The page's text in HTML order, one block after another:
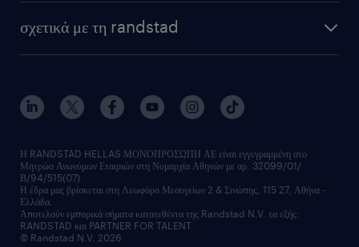
webinars
εκπαίδευση εργαζομένων
υπηρεσίες inhouse
υπηρεσίες redeployment
workforce insights
επικοινώνησε μαζί μας
employer brand
σχετικά με τη randstad
τα γραφεία μας
δελτία τύπου
οικονομικά στοιχεία
επικοινώνησε μαζί μας
Η RANDSTAD HELLAS ΜΟΝΟΠΡΟΣΩΠΗ ΑΕ είναι εγγεγραμμένη στο
Μητρώο Ανωνύμων Εταιριών στη Νομαρχία Αθηνών με αρ. 32099/01/
Β/94/515(07).
Η έδρα μας βρίσκεται στη Λεωφόρο Μεσογείων 2 & Σινώπης, 115 27, Αθήνα -
Ελλάδα.
Αποτελούν εμπορικά σήματα κατατεθέντα της Randstad N.V. τα εξής:
RANDSTAD και PARTNER FOR TALENT.
© Randstad N.V. 2026